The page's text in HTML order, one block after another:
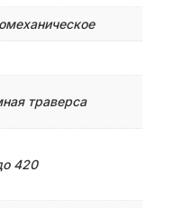
траверса
420